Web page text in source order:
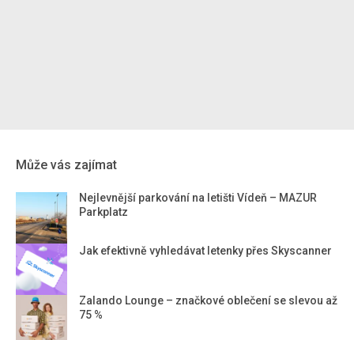
Může vás zajímat
Nejlevnější parkování na letišti Vídeň – MAZUR
Parkplatz
Jak efektivně vyhledávat letenky přes Skyscanner
Zalando Lounge – značkové oblečení se slevou až
75 %